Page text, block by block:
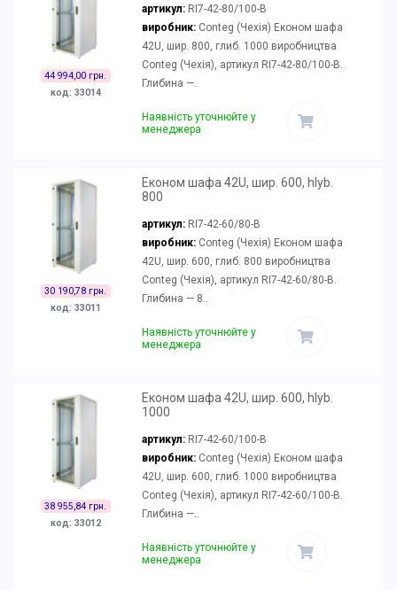
44 994,00 грн.
код: 33014
артикул: RI7-42-80/100-B
виробник:Conteg (Чехія) Економ шафа
42U, шир. 800, глиб. 1000 виробництва
Conteg (Чехія), артикул RI7-42-80/100-B.
Глибина —..
Наявність уточнюйте у
менеджера
30 190,78 грн.
код: 33011
Економ шафа 42U, шир. 600, hlyb.
800
артикул: RI7-42-60/80-B
виробник:Conteg (Чехія) Економ шафа
42U, шир. 600, глиб. 800 виробництва
Conteg (Чехія), артикул RI7-42-60/80-B.
Глибина — 8..
Наявність уточнюйте у
менеджера
38 955,84 грн.
код: 33012
Економ шафа 42U, шир. 600, hlyb.
1000
артикул: RI7-42-60/100-B
виробник:Conteg (Чехія) Економ шафа
42U, шир. 600, глиб. 1000 виробництва
Conteg (Чехія), артикул RI7-42-60/100-B.
Глибина —..
Наявність уточнюйте у
менеджера